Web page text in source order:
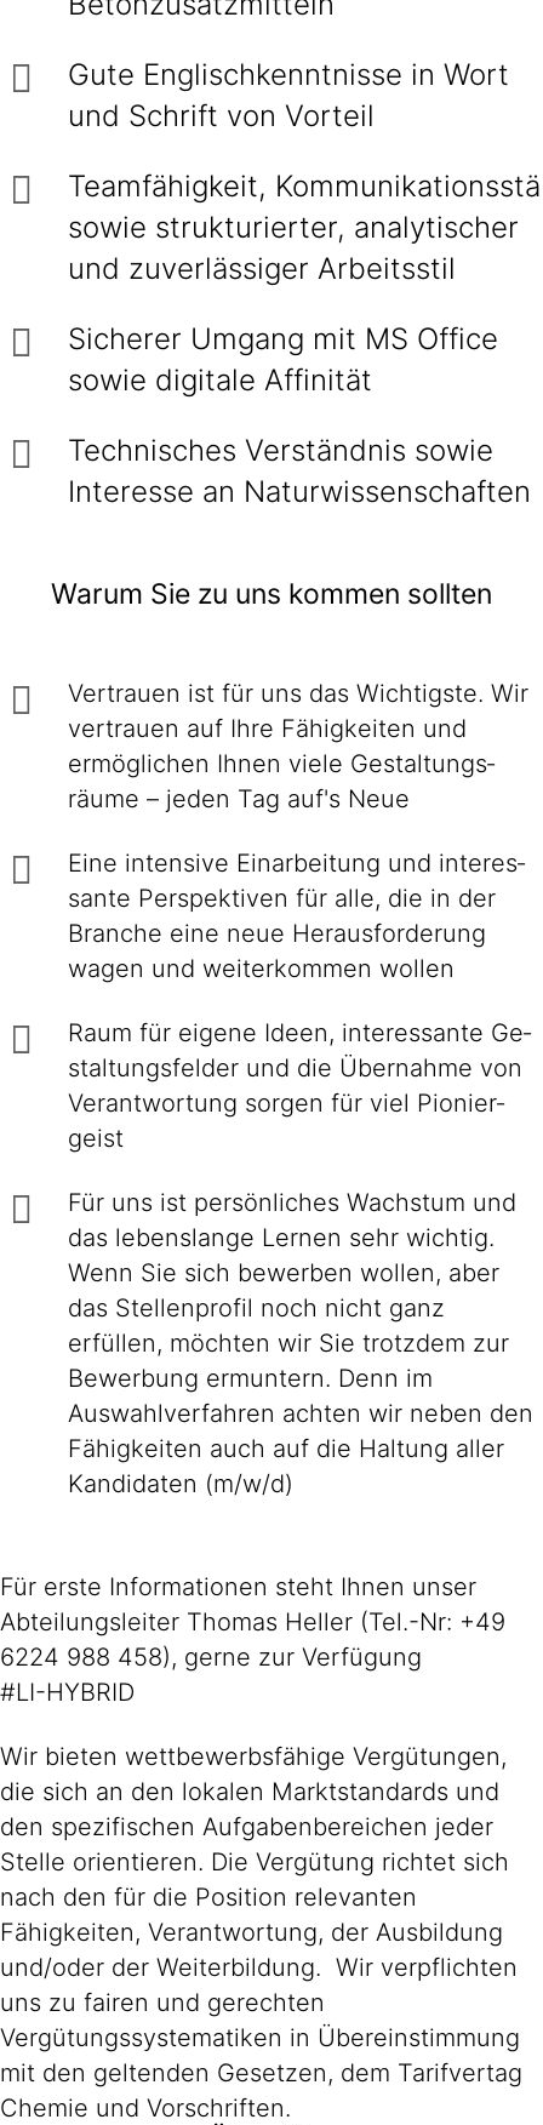
Gute Englischkenntnisse in Wort
und Schrift von Vorteil
Teamfähigkeit,
sowie strukturierter, analytischer
und zuverlässiger Arbeitsstil
Sicherer Umgang mit MS Office
sowie digitale Affinität
Technisches Verständnis sowie
Interesse an Naturwissenschaften
Warum Sie zu uns kommen sollten
Vertrauen ist für uns das Wichtigste. Wir
ver­trauen auf Ihre Fähig­keiten und
ermög­lichen Ihnen viele Gestaltungs­
räume – jeden Tag auf's Neue
Eine intensive Einarbei­tung und interes­
sante Perspek­tiven für alle, die in der
Branche eine neue Heraus­forderung
wagen und weiter­kommen wollen
Raum für eigene Ideen, inte­res­sante Ge­
stal­tungs­felder und die Über­nahme von
Ver­ant­wor­tung sorgen für viel Pionier­
geist
Für uns ist persönliches Wachstum und
das lebenslange Lernen sehr wichtig.
Wenn Sie sich bewerben wollen, aber
das Stellenprofil noch nicht ganz
erfüllen, möchten wir Sie trotzdem zur
Bewerbung ermuntern. Denn im
Auswahlverfahren achten wir neben den
Fähigkeiten auch auf die Haltung aller
Kandidaten (m/w/d)
Für erste Informationen steht Ihnen unser
Abteilungsleiter Thomas Heller (Tel.-Nr: +49
6224 988 458), gerne zur Verfügung
#LI-HYBRID
Wir bieten wettbewerbsfähige Vergütungen,
die sich an den lokalen Marktstandards und
den spezifischen Aufgabenbereichen jeder
Stelle orientieren. Die Vergütung richtet sich
nach den für die Position relevanten
Fähigkeiten, Verantwortung, der Ausbildung
und/oder der Weiterbildung. Wir verpflichten
uns zu fairen und gerechten
Vergütungssystematiken in Übereinstimmung
mit den geltenden Gesetzen, dem Tarifvertag
Chemie und Vorschriften.